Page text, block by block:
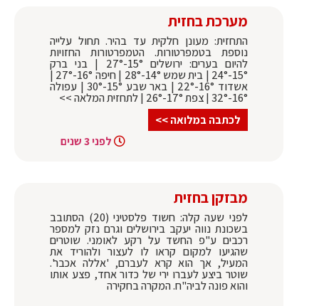
מערכת בחזית
התחזית: מעונן חלקית עד בהיר. תחול עלייה
נוספת בטמפרטורות. הטמפרטורות החזויות
להיום בערים: ירושלים 15°-27° | בני ברק
15°-24° | בית שמש 14°-28° | חיפה 16°-27° |
אשדוד 16°-22° | באר שבע 15°-30° | עפולה
16°-32° | צפת 17°-26° | לתחזית המלאה >>
לכתבה במלואה >>
לפני 3 שנים
מבזקן בחזית
לפני שעה קלה: חשוד פלסטיני (20) הסתובב
בשכונת נווה יעקב בירושלים וגרם נזק למספר
רכבים ע"פ החשד על רקע לאומני. שוטרים
שהגיעו למקום קראו לו לעצור ולהוריד את
המעיל, אך הוא קרא לעברם, 'אללה אכבר'.
שוטר ביצע לעברו ירי של כדור אחד, פצע אותו
והוא פונה לביה"ח. המקרה בחקירה